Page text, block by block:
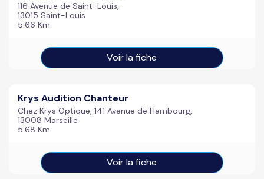
116 Avenue de Saint-Louis,
13015 Saint-Louis
5.66 Km
Voir la fiche
Krys Audition Chanteur
Chez Krys Optique, 141 Avenue de Hambourg,
13008 Marseille
5.68 Km
Voir la fiche